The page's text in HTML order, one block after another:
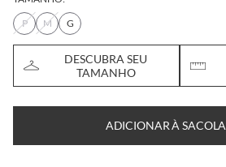
P
M G
DESCUBRA SEU
TAMANHO
ADICIONAR À SACOLA